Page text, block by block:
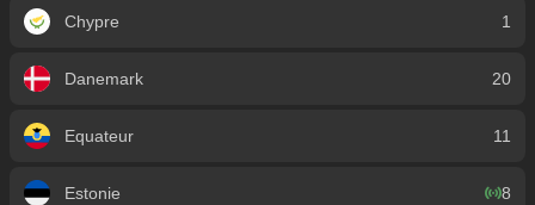
Chypre 1
Danemark 20
Equateur 11
Estonie 8